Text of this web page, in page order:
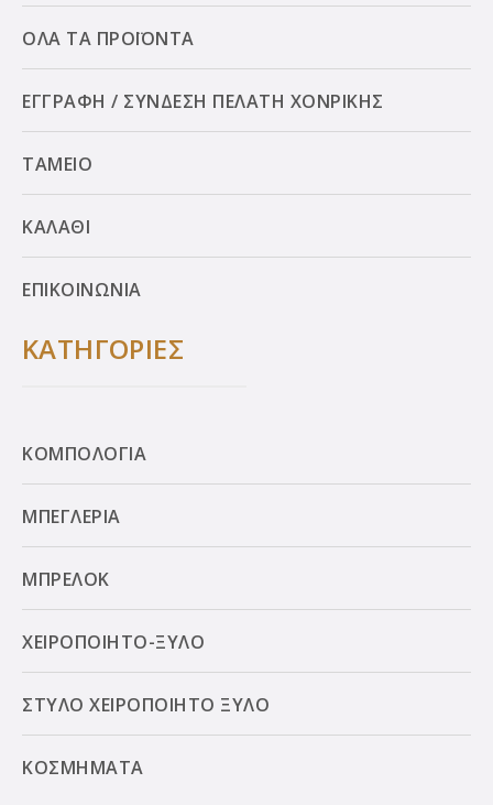
ΟΛΑ ΤΑ ΠΡΟΪΟΝΤΑ
ΕΓΓΡΑΦΗ / ΣΥΝΔΕΣΗ ΠΕΛΑΤΗ ΧΟΝΡΙΚΗΣ
ΤΑΜΕΙΟ
ΚΑΛΑΘΙ
ΕΠΙΚΟΙΝΩΝΙΑ
ΚΑΤΗΓΟΡΙΕΣ
ΚΟΜΠΟΛΟΓΙΑ
ΜΠΕΓΛΕΡΙΑ
ΜΠΡΕΛΟΚ
ΧΕΙΡΟΠΟΙΗΤΟ-ΞΥΛΟ
ΣΤΥΛΟ ΧΕΙΡΟΠΟΙΗΤΟ ΞΥΛΟ
ΚΟΣΜΗΜΑΤΑ